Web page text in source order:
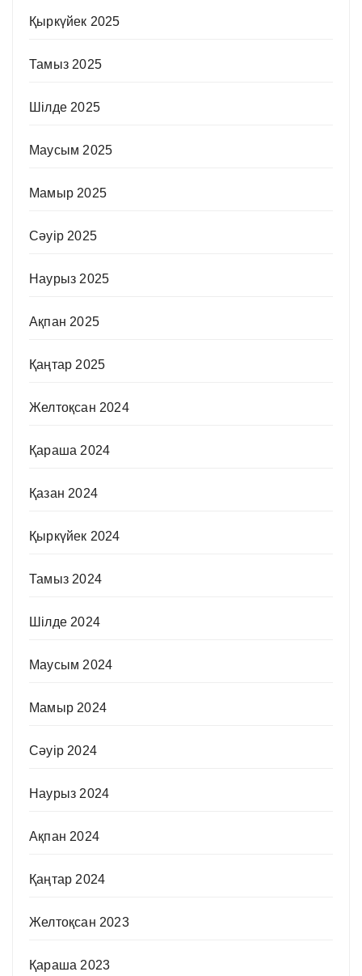
Қыркүйек 2025
Тамыз 2025
Шілде 2025
Маусым 2025
Мамыр 2025
Сәуір 2025
Наурыз 2025
Ақпан 2025
Қаңтар 2025
Желтоқсан 2024
Қараша 2024
Қазан 2024
Қыркүйек 2024
Тамыз 2024
Шілде 2024
Маусым 2024
Мамыр 2024
Сәуір 2024
Наурыз 2024
Ақпан 2024
Қаңтар 2024
Желтоқсан 2023
Қараша 2023